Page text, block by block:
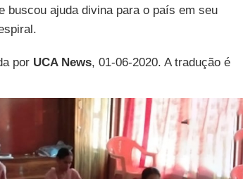
buscou ajuda divina para o país em seu
por UCA News, 01-06-2020. A tradução é